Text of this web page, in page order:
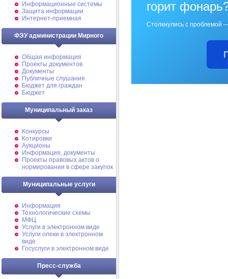
Информационные системы
Защита информации
Интернет-приемная
ФЭУ администрации Мирного
Общая информация
Проекты документов
Документы
Публичные слушания
Бюджет для граждан
Бюджет
Муниципальный заказ
Конкурсы
Котировки
Аукционы
Информация, документы
Проекты правовых актов о
нормировании в сфере закупок
Муниципальные услуги
Информация
Технологические схемы
МФЦ
Услуги в электронном виде
Услуги опеки в электронном
виде
Госуслуги в электронном виде
Пресс-служба
горит
Столкнулись с проблемой